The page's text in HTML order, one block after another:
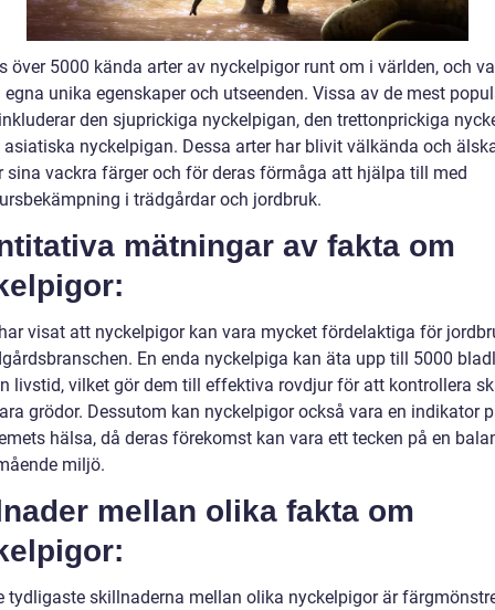
över 5000 kända arter av nyckelpigor runt om i världen, och
egna unika egenskaper och utseenden. Vissa av de mest
den sjuprickiga nyckelpigan, den trettonprickiga
asiatiska nyckelpigan. Dessa arter har blivit välkända och
sina vackra färger och för deras förmåga att hjälpa till med
i trädgårdar och jordbruk.
mätningar av fakta om
visat att nyckelpigor kan vara mycket fördelaktiga för
En enda nyckelpiga kan äta upp till 5000
livstid, vilket gör dem till effektiva rovdjur för att kontrollera
grödor. Dessutom kan nyckelpigor också vara en indikator
hälsa, då deras förekomst kan vara ett tecken på en
miljö.
mellan olika fakta om
tydligaste skillnaderna mellan olika nyckelpigor är